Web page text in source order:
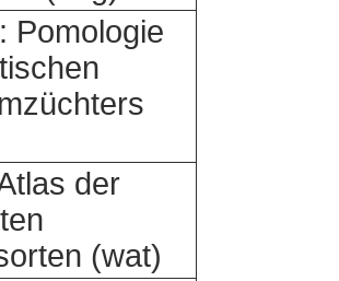
Pomologie
der
(wat)